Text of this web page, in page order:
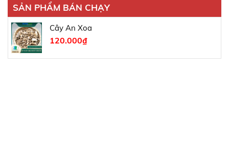
SẢN PHẨM BÁN CHẠY
Cây An Xoa
120.000₫